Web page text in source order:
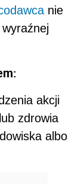
nie
akcji
zdrowia
albo